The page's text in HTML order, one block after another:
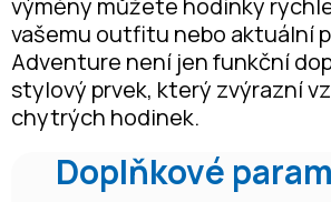
výměny můžete hodinky
vašemu outfitu nebo aktuální
Adventure není jen funkční
stylový prvek, který zvýrazní
chytrých hodinek.
Doplňkové